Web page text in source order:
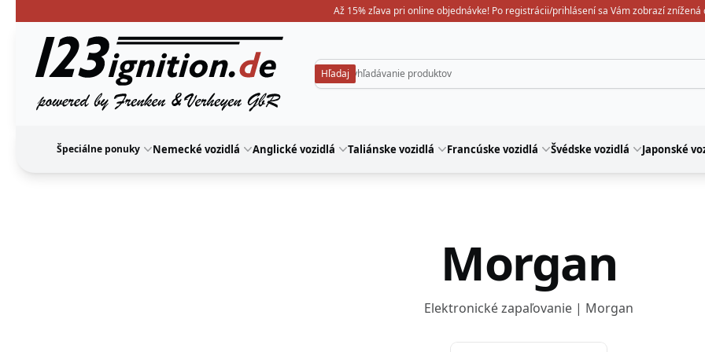
Až 15% zľava pri online objednávke! Po registrácii/prihlásení sa Vám zobrazí znížená
123ignition
Špeciálne ponuky Nemecké vozidlá Anglické vozidlá Taliánske vozidlá Francúske vozidlá Švédske vozidlá Japonské
Morgan
Elektronické zapaľovanie | Morgan